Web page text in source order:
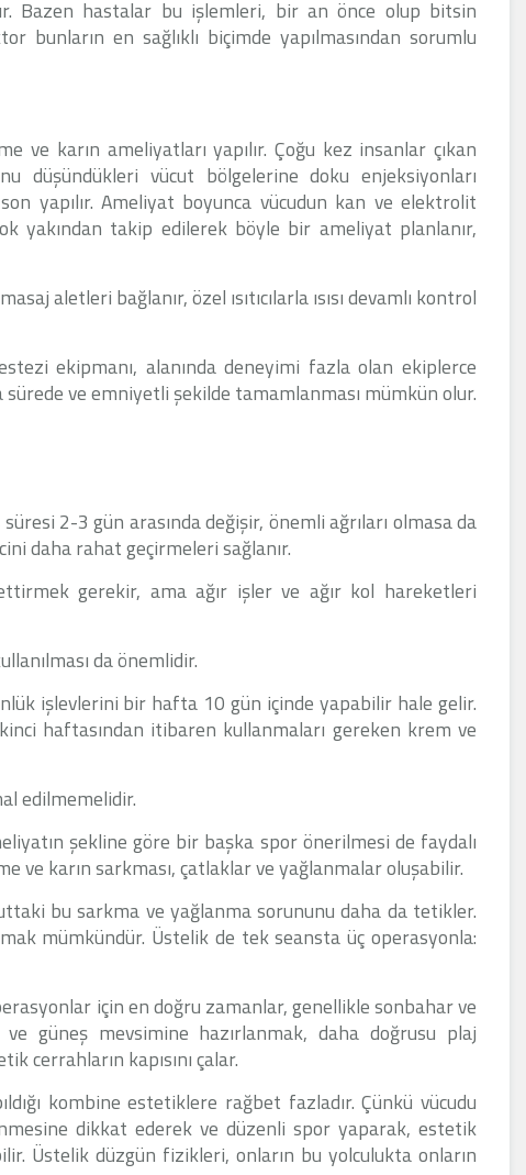
Bazen hastalar bu işlemleri, bir an önce olup bitsin
bunların en sağlıklı biçimde yapılmasından sorumlu
ve karın ameliyatları yapılır. Çoğu kez insanlar çıkan
düşündükleri vücut bölgelerine doku enjeksiyonları
yapılır. Ameliyat boyunca vücudun kan ve elektrolit
yakından takip edilerek böyle bir ameliyat planlanır,
aletleri bağlanır, özel ısıtıcılarla ısısı devamlı kontrol
ekipmanı, alanında deneyimi fazla olan ekiplerce
sürede ve emniyetli şekilde tamamlanması mümkün olur.
2-3 gün arasında değişir, önemli ağrıları olmasa da
daha rahat geçirmeleri sağlanır.
gerekir, ama ağır işler ve ağır kol hareketleri
da önemlidir.
işlevlerini bir hafta 10 gün içinde yapabilir hale gelir.
haftasından itibaren kullanmaları gereken krem ve
edilmemelidir.
şekline göre bir başka spor önerilmesi de faydalı
ve karın sarkması, çatlaklar ve yağlanmalar oluşabilir.
bu sarkma ve yağlanma sorununu daha da tetikler.
mümkündür. Üstelik de tek seansta üç operasyonla:
için en doğru zamanlar, genellikle sonbahar ve
güneş mevsimine hazırlanmak, daha doğrusu plaj
cerrahların kapısını çalar.
kombine estetiklere rağbet fazladır. Çünkü vücudu
dikkat ederek ve düzenli spor yaparak, estetik
Üstelik düzgün fizikleri, onların bu yolculukta onların